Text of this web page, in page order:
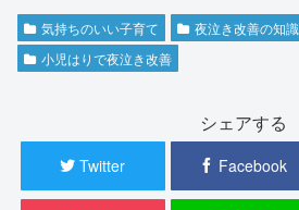
気持ちのいい子育て
夜泣き改善の知識
小児はりで夜泣き改善
シェアする
Twitter Facebook